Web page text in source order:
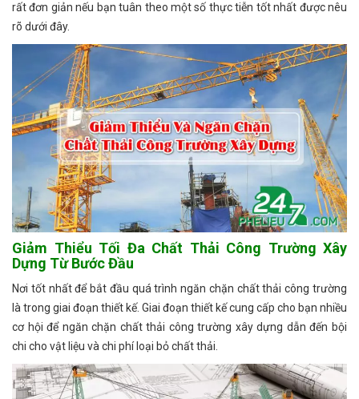
rất đơn giản nếu bạn tuân theo một số thực tiễn tốt nhất được nêu
rõ dưới đây.
Giảm Thiểu Tối Đa Chất Thải Công Trường Xây
Dựng Từ Bước Đầu
Nơi tốt nhất để bắt đầu quá trình ngăn chặn chất thải công trường
là trong giai đoạn thiết kế. Giai đoạn thiết kế cung cấp cho bạn nhiều
cơ hội để ngăn chặn chất thải công trường xây dựng dẫn đến bội
chi cho vật liệu và chi phí loại bỏ chất thải.